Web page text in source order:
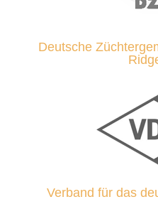
Deutsche
Verband für das